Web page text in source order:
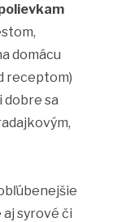
domácu
receptom)
dobre sa
syrové či